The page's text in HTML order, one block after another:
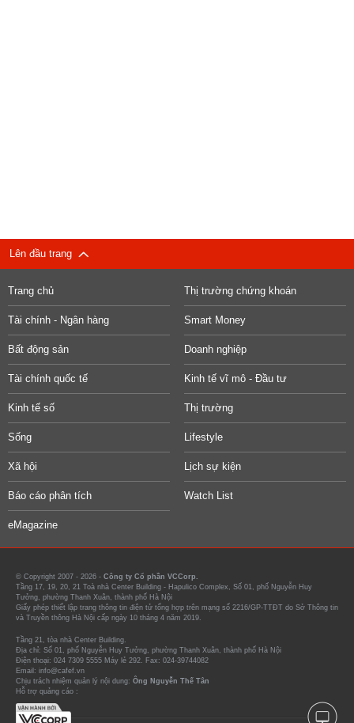
Lên đầu trang
Trang chủ Thị trường chứng khoán
Tài chính - Ngân hàng Smart Money
Bất động sản Doanh nghiệp
Tài chính quốc tế Kinh tế vĩ mô - Đầu tư
Kinh tế số Thị trường
Sống Lifestyle
Xã hội Lịch sự kiện
Báo cáo phân tích Watch List
eMagazine
© Copyright 2007 - 2026 - Công ty Cổ phần VCCorp.
Tầng 17, 19, 20, 21 Toà nhà Center Building - Hapulico Complex, Số 01, phố Nguyễn Huy
Tưởng, phường Thanh Xuân, thành phố Hà Nội
Giấy phép thiết lập trang thông tin điện tử tổng hợp trên mạng số 2216/GP-TTĐT do Sở Thông tin
và Truyền thông Hà Nội cấp ngày 10 tháng 4 năm 2019.
Tầng 21, tòa nhà Center Building.
Địa chỉ: Số 01, phố Nguyễn Huy Tưởng, phường Thanh Xuân, thành phố Hà Nội
Điện thoại: 024 7309 5555 Máy lẻ 292. Fax: 024-39744082
Email: info@cafef.vn
Chịu trách nhiệm quản lý nội dung: Ông Nguyễn Thế Tân
Hỗ trợ quảng cáo :